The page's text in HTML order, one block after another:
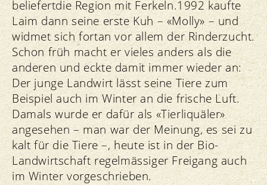
beliefertdie Region mit Ferkeln.1992 kaufte
Laim dann seine erste Kuh – «Molly» – und
widmet sich fortan vor allem der Rinderzucht.
Schon früh macht er vieles anders als die
anderen und eckte damit immer wieder an:
Der junge Landwirt lässt seine Tiere zum
Beispiel auch im Winter an die frische Luft.
Damals wurde er dafür als «Tierliquäler»
angesehen – man war der Meinung, es sei zu
kalt für die Tiere –, heute ist in der Bio-
Landwirtschaft regelmässiger Freigang auch
im Winter vorgeschrieben.